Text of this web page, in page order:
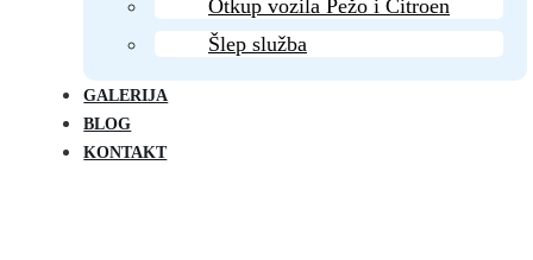
Otkup vozila Pežo i Citroen
Šlep služba
GALERIJA
BLOG
KONTAKT